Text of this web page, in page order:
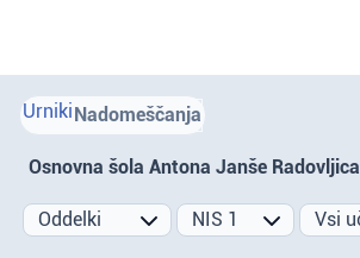
UrnikiNadomeščanja
Osnovna šola Antona Janše Radovljica